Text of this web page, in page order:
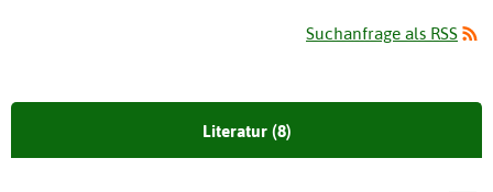
Suchanfrage als RSS
Literatur (8)